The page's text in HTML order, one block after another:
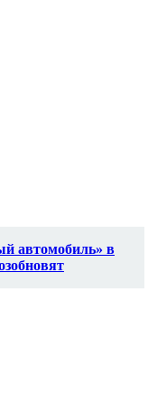
автомобиль» в